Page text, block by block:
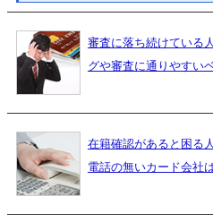
審査に落ち続けている
グや審査に通りやすい
在籍確認があると困る
電話の無いカード会社